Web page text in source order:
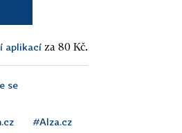
aplikací za 80 Kč.
se
#Alza.cz